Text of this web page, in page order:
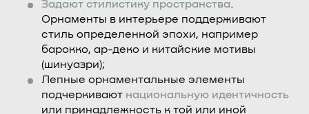
Задают стилистику пространства.
Орнаменты в интерьере поддерживают
стиль определенной эпохи, например
барокко, ар-деко и китайские мотивы
(шинуазри);
Лепные орнаментальные элементы
подчеркивают национальную идентичность
или принадлежность к той или иной